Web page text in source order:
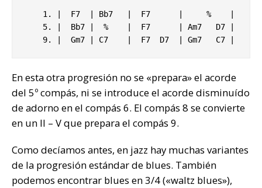
    9. |  Gm7 | C7    |  F7  D7  | Gm7   C7 |
En esta otra progresión no se «prepara» el acorde
del 5º compás, ni se introduce el acorde disminuído
de adorno en el compás 6. El compás 8 se convierte
en un II – V que prepara el compás 9.
Como decíamos antes, en jazz hay muchas variantes
de la progresión estándar de blues. También
podemos encontrar blues en 3/4 («waltz blues»),